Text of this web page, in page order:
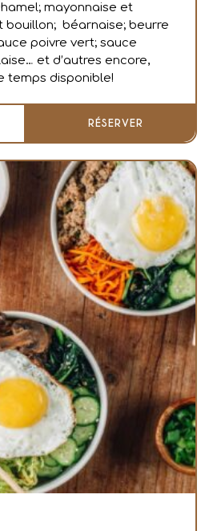
mayonnaise et
bouillon; béarnaise; beurre
poivre vert; sauce
et d’autres encore,
temps disponible!
RÉSERVER